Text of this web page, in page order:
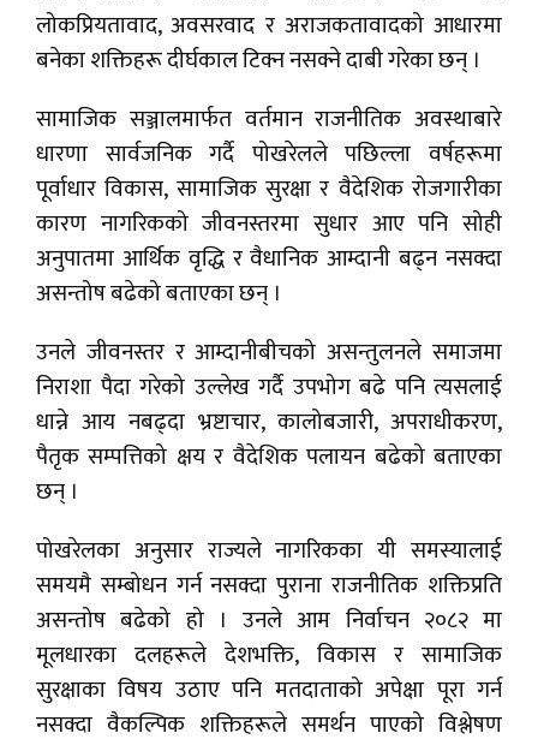
लोकप्रियतावाद, अवसरवाद र अराजकतावादको आधारमा
बनेका शक्तिहरू दीर्घकाल टिक्न नसक्ने दाबी गरेका छन् ।
सामाजिक सञ्जालमार्फत वर्तमान राजनीतिक अवस्थाबारे
धारणा सार्वजनिक गर्दै पोखरेलले पछिल्ला वर्षहरूमा
पूर्वाधार विकास, सामाजिक सुरक्षा र वैदेशिक रोजगारीका
कारण नागरिकको जीवनस्तरमा सुधार आए पनि सोही
अनुपातमा आर्थिक वृद्धि र वैधानिक आम्दानी बढ्न नसक्दा
असन्तोष बढेको बताएका छन् ।
उनले जीवनस्तर र आम्दानीबीचको असन्तुलनले समाजमा
निराशा पैदा गरेको उल्लेख गर्दै उपभोग बढे पनि त्यसलाई
धान्ने आय नबढ्दा भ्रष्टाचार, कालोबजारी, अपराधीकरण,
पैतृक सम्पत्तिको क्षय र वैदेशिक पलायन बढेको बताएका
छन् ।
पोखरेलका अनुसार राज्यले नागरिकका यी समस्यालाई
समयमै सम्बोधन गर्न नसक्दा पुराना राजनीतिक शक्तिप्रति
असन्तोष बढेको हो । उनले आम निर्वाचन २०८२ मा
मूलधारका दलहरूले देशभक्ति, विकास र सामाजिक
सुरक्षाका विषय उठाए पनि मतदाताको अपेक्षा पूरा गर्न
नसक्दा वैकल्पिक शक्तिहरूले समर्थन पाएको विश्लेषण